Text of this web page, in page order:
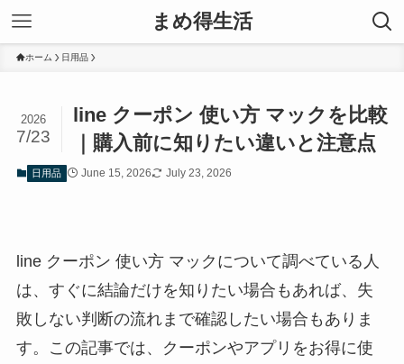
まめ得生活
ホーム 日用品
line クーポン 使い方 マックを比較
｜購入前に知りたい違いと注意点
2026
7/23
日用品 June 15, 2026 July 23, 2026
line クーポン 使い方 マックについて調べている人
は、すぐに結論だけを知りたい場合もあれば、失
敗しない判断の流れまで確認したい場合もありま
す。この記事では、クーポンやアプリをお得に使